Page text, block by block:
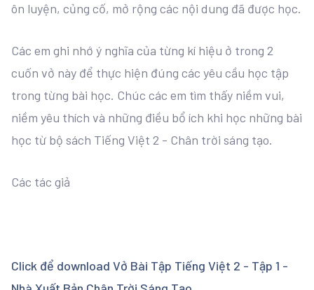
ôn luyện, củng cố, mở rộng các nội dung đã được học.
Các em ghi nhớ ý nghĩa của từng kí hiệu ở trong 2
cuốn vở này để thực hiện đúng các yêu cầu học tập
trong từng bài học. Chúc các em tìm thấy niềm vui,
niềm yêu thích và những điều bổ ích khi học những bài
học từ bộ sách Tiếng Việt 2 - Chân trời sáng tạo.
Các tác giả
Click để download Vở Bài Tập Tiếng Việt 2 - Tập 1 -